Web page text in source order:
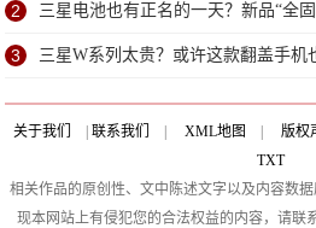
2 三星电池也有正名的一天？新品“全
3 三星W系列太贵？或许这款翻盖手机
关于我们 联系我们 XML地图 版权
TXT
相关作品的原创性、文中陈述文字以及内容数
现本网站上有侵犯您的合法权益的内容，请联